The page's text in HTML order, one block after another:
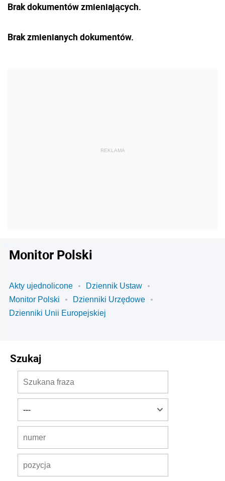
Brak dokumentów zmieniających.
Brak zmienianych dokumentów.
Monitor Polski
Akty ujednolicone
Dziennik Ustaw
Monitor Polski
Dzienniki Urzędowe
Dzienniki Unii Europejskiej
Szukaj